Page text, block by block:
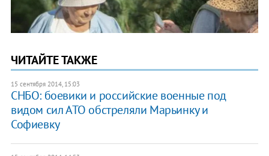
ЧИТАЙТЕ ТАКЖЕ
15 сентября 2014, 15:03
​СНБО: боевики и российские военные под
видом сил АТО обстреляли Марьинку и
Софиевку